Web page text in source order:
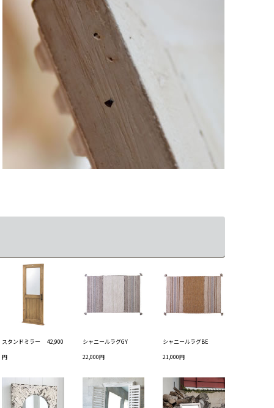
スタンドミラー 42,900
円
シャニールラグGY
22,000円
シャニールラグBE
21,000円